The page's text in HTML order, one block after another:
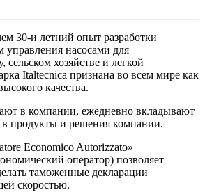
30-и летний опыт разработки
управления насосами для
сельском хозяйстве и легкой
Italtecnica признана во всем мире как
качества.
в компании, ежедневно вкладывают
в продукты и решения компании.
Economico Autorizzato»
оператор) позволяет
таможенные декларации
скоростью.